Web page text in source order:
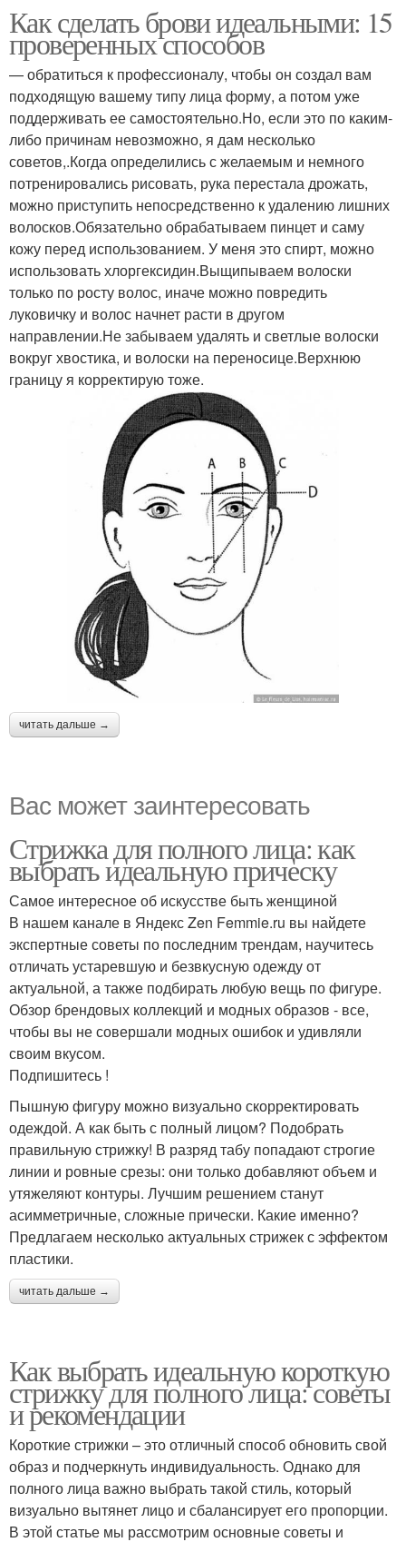
Как сделать брови идеальными: 15
проверенных способов
— обратиться к профессионалу, чтобы он создал вам
подходящую вашему типу лица форму, а потом уже
поддерживать ее самостоятельно.Но, если это по каким-
либо причинам невозможно, я дам несколько
советов,.Когда определились с желаемым и немного
потренировались рисовать, рука перестала дрожать,
можно приступить непосредственно к удалению лишних
волосков.Обязательно обрабатываем пинцет и саму
кожу перед использованием. У меня это спирт, можно
использовать хлоргексидин.Выщипываем волоски
только по росту волос, иначе можно повредить
луковичку и волос начнет расти в другом
направлении.Не забываем удалять и светлые волоски
вокруг хвостика, и волоски на переносице.Верхнюю
границу я корректирую тоже.
читать дальше →
Вас может заинтересовать
Стрижка для полного лица: как
выбрать идеальную прическу
Самое интересное об искусстве быть женщиной
В нашем канале в Яндекс Zen Femmie.ru вы найдете
экспертные советы по последним трендам, научитесь
отличать устаревшую и безвкусную одежду от
актуальной, а также подбирать любую вещь по фигуре.
Обзор брендовых коллекций и модных образов - все,
чтобы вы не совершали модных ошибок и удивляли
своим вкусом.
Подпишитесь !
Пышную фигуру можно визуально скорректировать
одеждой. А как быть с полный лицом? Подобрать
правильную стрижку! В разряд табу попадают строгие
линии и ровные срезы: они только добавляют объем и
утяжеляют контуры. Лучшим решением станут
асимметричные, сложные прически. Какие именно?
Предлагаем несколько актуальных стрижек с эффектом
пластики.
читать дальше →
Как выбрать идеальную короткую
стрижку для полного лица: советы
и рекомендации
Короткие стрижки – это отличный способ обновить свой
образ и подчеркнуть индивидуальность. Однако для
полного лица важно выбрать такой стиль, который
визуально вытянет лицо и сбалансирует его пропорции.
В этой статье мы рассмотрим основные советы и